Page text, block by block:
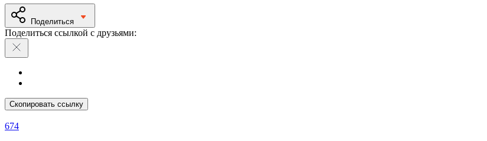
Поделиться
Поделиться ссылкой с друзьями:
Скопировать ссылку
674